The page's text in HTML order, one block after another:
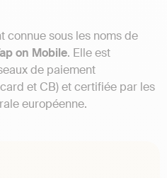
connue sous les noms de
on Mobile. Elle est
de paiement
et CB) et certifiée par les
européenne.